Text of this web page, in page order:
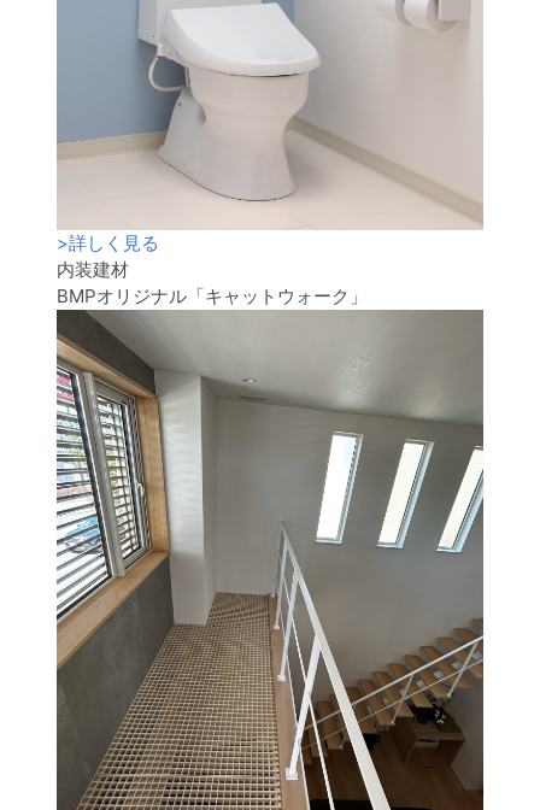
>詳しく見る
内装建材
BMPオリジナル「キャットウォーク」